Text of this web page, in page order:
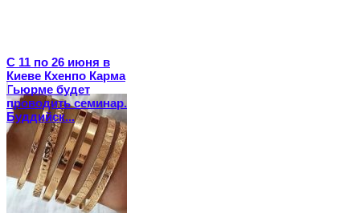
С 11 по 26 июня в
Киеве Кхенпо Карма
Гьюрме будет
проводить семинар.
Буддийск...